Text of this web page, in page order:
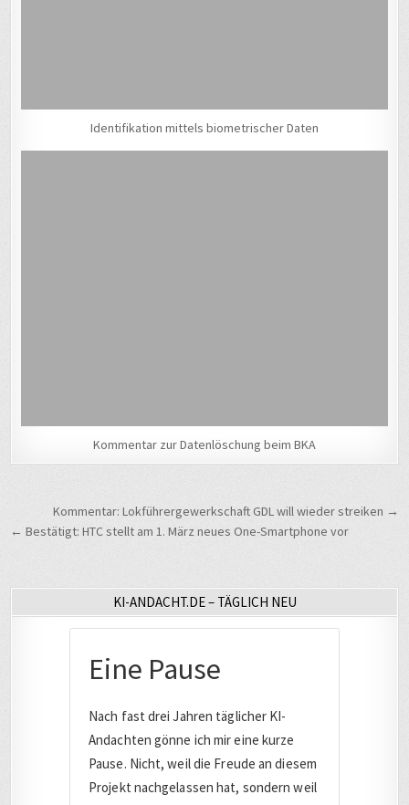
Identifikation mittels biometrischer Daten
Kommentar zur Datenlöschung beim BKA
Beitragsnavigation
Kommentar: Lokführergewerkschaft GDL will wieder streiken →
← Bestätigt: HTC stellt am 1. März neues One-Smartphone vor
KI-ANDACHT.DE – TÄGLICH NEU